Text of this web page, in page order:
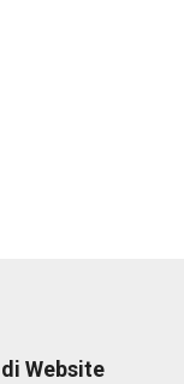
Website